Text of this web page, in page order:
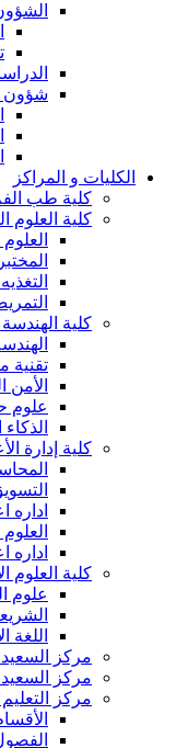
شؤون
الكليات و المراكز
كلية طب
كلية العلوم
كلية
تقنية
الأمن
علوم
كلية إدارة
اداره
اداره
كلية العلوم
علوم
اللغة
مركز السعيد
مركز
مركز